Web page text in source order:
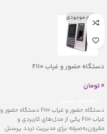
اتمام موجودی
دستگاه حضور و غیاب F110
0 تومان
دستگاه حضور و غیاب F110 دستگاه حضور و
غیاب F110 یکی از مدل‌های کاربردی و
مقرون‌به‌صرفه برای مدیریت تردد پرسنل